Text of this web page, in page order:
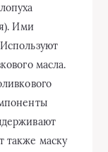
Ими
масла.
также маску